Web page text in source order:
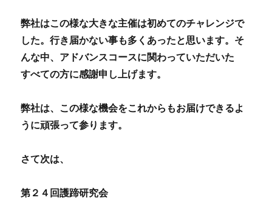
弊社はこの様な大きな主催は初めてのチャレンジで
した。行き届かない事も多くあったと思います。そ
んな中、アドバンスコースに関わっていただいた
すべての方に感謝申し上げます。
弊社は、この様な機会をこれからもお届けできるよ
うに頑張って参ります。
さて次は、
第２４回護蹄研究会